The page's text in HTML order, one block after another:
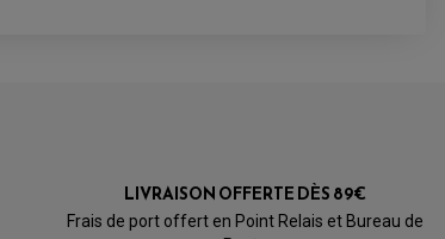
LIVRAISON OFFERTE DÈS 89€
Frais de port offert en Point Relais et Bureau de